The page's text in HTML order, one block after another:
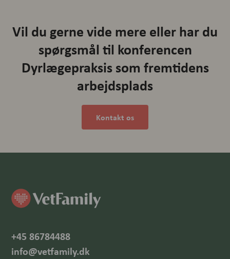
Vil du gerne vide mere eller har du
spørgsmål til konferencen
Dyrlægepraksis som fremtidens
arbejdsplads
Kontakt os
+45 86784488
info@vetfamily.dk